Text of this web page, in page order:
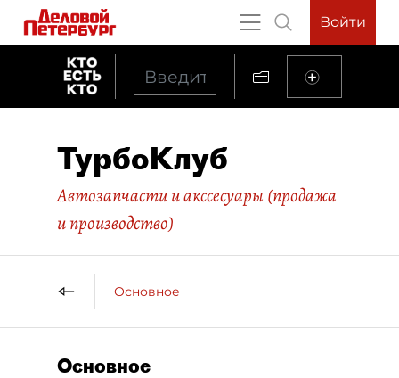
Войти
ТурбоКлуб
Автозапчасти и акссесуары (продажа
и производство)
Основное
Основное